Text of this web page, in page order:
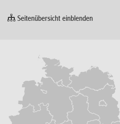
Seitenübersicht einblenden